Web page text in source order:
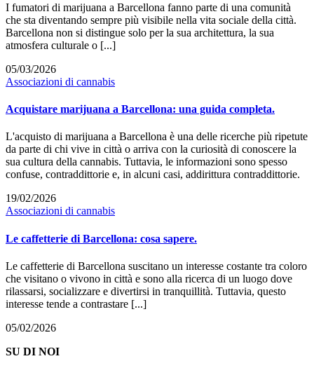
I fumatori di marijuana a Barcellona fanno parte di una comunità
che sta diventando sempre più visibile nella vita sociale della città.
Barcellona non si distingue solo per la sua architettura, la sua
atmosfera culturale o [...]
05/03/2026
Associazioni di cannabis
Acquistare marijuana a Barcellona: una guida completa.
L'acquisto di marijuana a Barcellona è una delle ricerche più ripetute
da parte di chi vive in città o arriva con la curiosità di conoscere la
sua cultura della cannabis. Tuttavia, le informazioni sono spesso
confuse, contraddittorie e, in alcuni casi, addirittura contraddittorie.
19/02/2026
Associazioni di cannabis
Le caffetterie di Barcellona: cosa sapere.
Le caffetterie di Barcellona suscitano un interesse costante tra coloro
che visitano o vivono in città e sono alla ricerca di un luogo dove
rilassarsi, socializzare e divertirsi in tranquillità. Tuttavia, questo
interesse tende a contrastare [...]
05/02/2026
SU DI NOI